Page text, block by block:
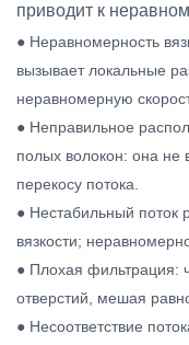
приводит к
● Неравномерность
вызывает локальные
неравномерную
● Неправильное
полых волокон: она не
перекосу потока.
● Нестабильный поток
вязкости;
● Плохая фильтрация:
отверстий, мешая
● Несоответствие